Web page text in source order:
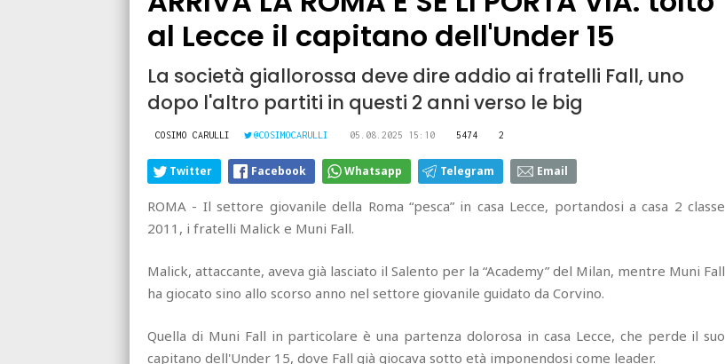
al Lecce il capitano dell'Under 15
La società giallorossa deve dire addio ai fratelli Fall, uno
dopo l'altro partiti in questi 2 anni verso le big
COSIMO CARULLI @COSIMOCARULLI 05.08.2025 15:10 5474 2
Twitter Facebook Whatsapp Telegram Email
ROMA - Il settore giovanile della Roma “pesca” in casa Lecce, portandosi a casa 2 classe
2011, i fratelli Malick e Muni Fall.
Malick, attaccante, aveva già lasciato il Salento per la “Academy” del Milan, mentre Muni Fall
ha giocato sino allo scorso anno nel settore giovanile guidato da Corvino.
Quella di Muni Fall in particolare è una partenza dolorosa in casa Lecce, che perde il suo
capitano dell'Under 15, dove Fall già giocava sotto età imponendosi come leader.